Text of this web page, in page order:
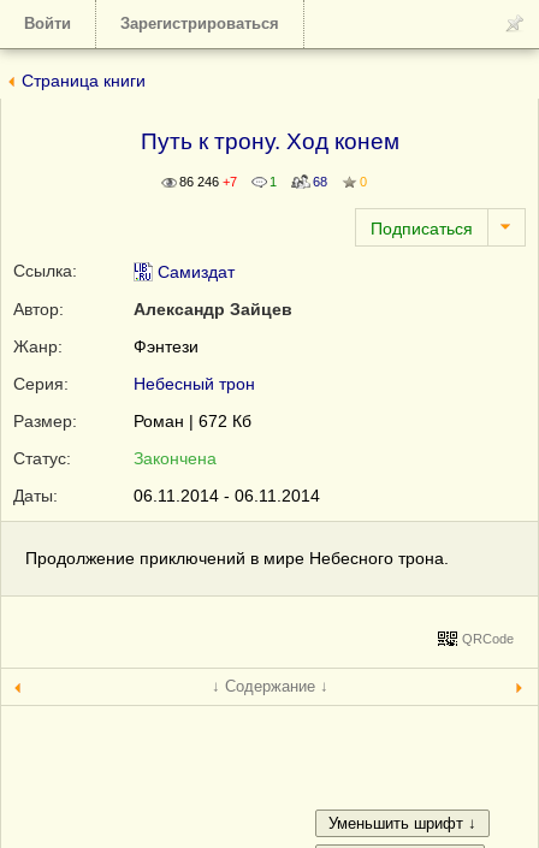
Войти Зарегистрироваться
Страница книги
Путь к трону. Ход конем
86 246 +7 1 68 0
Ссылка:
Самиздат
Автор:
Александр Зайцев
Жанр:
Фэнтези
Серия:
Небесный трон
Размер:
Роман | 672 Кб
Статус:
Закончена
Даты:
06.11.2014 - 06.11.2014
Продолжение приключений в мире Небесного трона.
QRCode
↓ Содержание ↓